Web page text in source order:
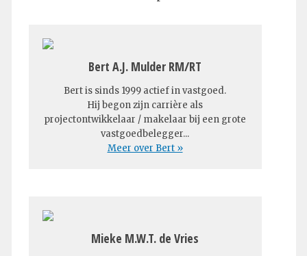
Bert A.J. Mulder RM/RT
Bert is sinds 1999 actief in vastgoed.
Hij begon zijn carrière als
projectontwikkelaar / makelaar bij een grote
vastgoedbelegger...
Meer over Bert »
Mieke M.W.T. de Vries